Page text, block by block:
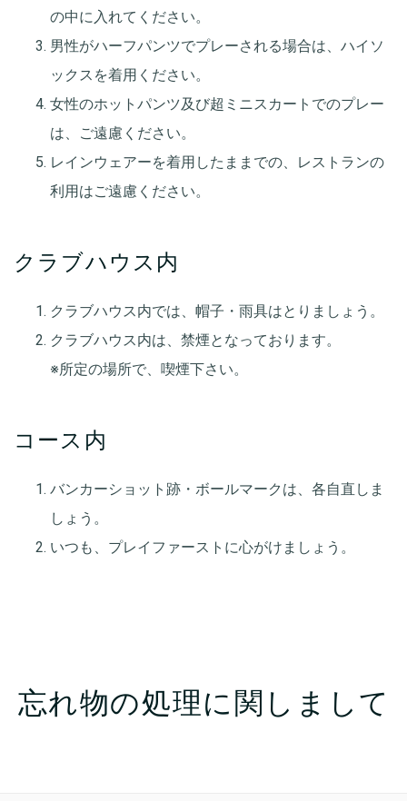
の中に入れてください。
男性がハーフパンツでプレーされる場合は、ハイソ
ックスを着用ください。
女性のホットパンツ及び超ミニスカートでのプレー
は、ご遠慮ください。
レインウェアーを着用したままでの、レストランの
利用はご遠慮ください。
クラブハウス内
クラブハウス内では、帽子・雨具はとりましょう。
クラブハウス内は、禁煙となっております。
※所定の場所で、喫煙下さい。
コース内
バンカーショット跡・ボールマークは、各自直しま
しょう。
いつも、プレイファーストに心がけましょう。
忘れ物の処理に関しまして